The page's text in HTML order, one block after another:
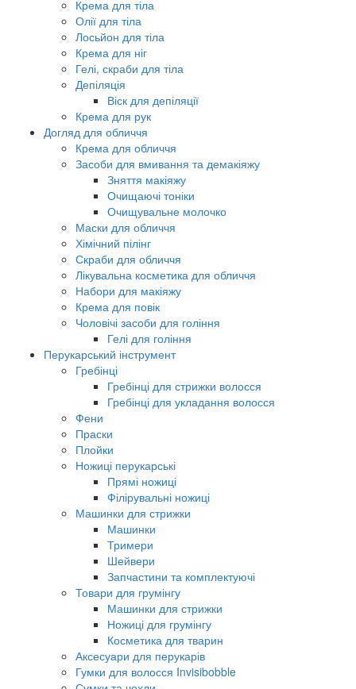
Крема для тіла
Олії для тіла
Лосьйон для тіла
Крема для ніг
Гелі, скраби для тіла
Депіляція
Віск для депіляції
Крема для рук
Догляд для обличчя
Крема для обличчя
Засоби для вмивання та демакіяжу
Зняття макіяжу
Очищаючі тоніки
Очищувальне молочко
Маски для обличчя
Хімічний пілінг
Скраби для обличчя
Лікувальна косметика для обличчя
Набори для макіяжу
Крема для повік
Чоловічі засоби для гоління
Гелі для гоління
Перукарський інструмент
Гребінці
Гребінці для стрижки волосся
Гребінці для укладання волосся
Фени
Праски
Плойки
Ножиці перукарські
Прямі ножиці
Філірувальні ножиці
Машинки для стрижки
Машинки
Тримери
Шейвери
Запчастини та комплектуючі
Товари для грумінгу
Машинки для стрижки
Ножиці для грумінгу
Косметика для тварин
Аксесуари для перукарів
Гумки для волосся Invisibobble